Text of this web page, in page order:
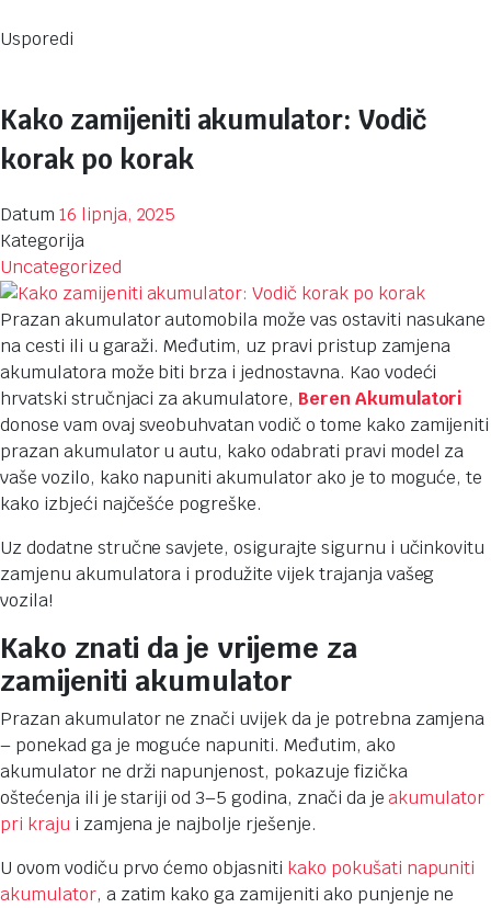
Kako zamijeniti akumulator: Vodič
korak po korak
Datum 16 lipnja, 2025
Kategorija
Uncategorized
Prazan akumulator automobila može vas ostaviti nasukane
na cesti ili u garaži. Međutim, uz pravi pristup zamjena
akumulatora može biti brza i jednostavna. Kao vodeći
hrvatski stručnjaci za akumulatore, Beren Akumulatori
donose vam ovaj sveobuhvatan vodič o tome kako zamijeniti
prazan akumulator u autu, kako odabrati pravi model za
vaše vozilo, kako napuniti akumulator ako je to moguće, te
kako izbjeći najčešće pogreške.
Uz dodatne stručne savjete, osigurajte sigurnu i učinkovitu
zamjenu akumulatora i produžite vijek trajanja vašeg
vozila!
Kako znati da je vrijeme za
zamijeniti akumulator
Prazan akumulator ne znači uvijek da je potrebna zamjena
– ponekad ga je moguće napuniti. Međutim, ako
akumulator ne drži napunjenost, pokazuje fizička
oštećenja ili je stariji od 3–5 godina, znači da jeakumulator
pri krajui zamjena je najbolje rješenje.
U ovom vodiču prvo ćemo objasniti kako pokušati napuniti
akumulator, a zatim kako ga zamijeniti ako punjenje ne
Usporedi